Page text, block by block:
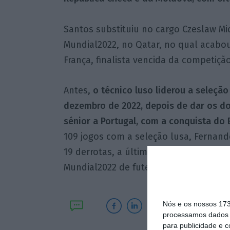
Nós e os nossos
processamos
para publicidade e
Santos substituiu no cargo Czeslaw
Mundial2022, no Qatar, no qual
França, finalista vencida da
Antes, o técnico luso liderou a
dezembro de 2022, depois de dar os
sénior a Portugal, com a conquista do
109 jogos com a seleção lusa,
19 derrotas, a última das quais frente
Mundial2022 de futebol.